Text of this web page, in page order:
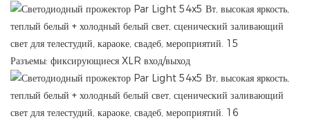
Разъемы: фиксирующиеся XLR вход/выход